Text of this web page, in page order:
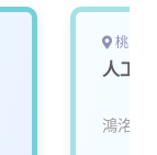
桃園
人工
鴻洺科